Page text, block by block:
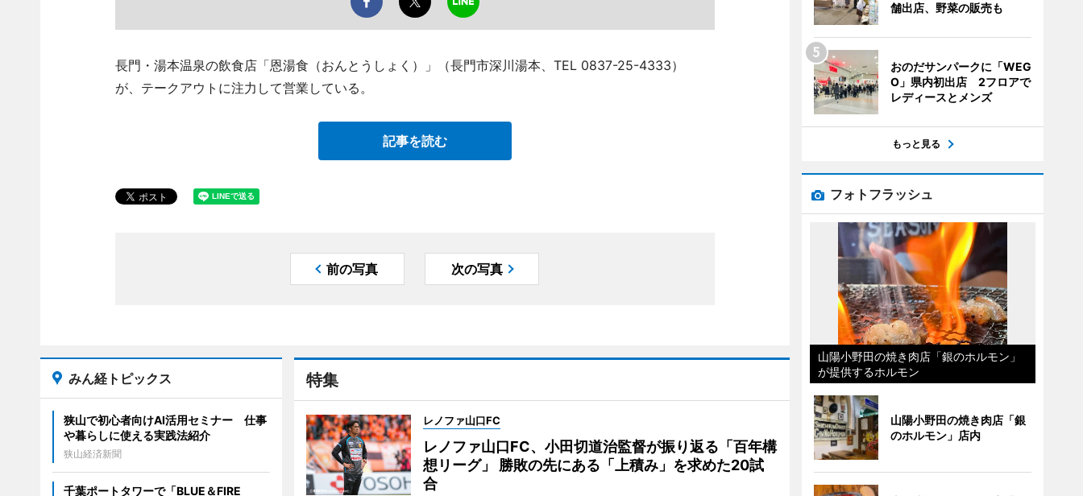
長門・湯本温泉の飲食店「恩湯食（おんとうしょく）」（長門市深川湯本、TEL 0837-25-4333）
が、テークアウトに注力して営業している。
記事を読む
前の写真 次の写真
特集
レノファ山口FC
レノファ山口FC、小田切道治監督が振り返る「百年構
想リーグ」 勝敗の先にある「上積み」を求めた20試
合
みん経トピックス
狭山で初心者向けAI活用セミナー 仕事
や暮らしに使える実践法紹介
狭山経済新聞
千葉ポートタワーで「BLUE＆FIRE
舗出店、野菜の販売も
おのだサンパークに「WEG
O」県内初出店 2フロアで
レディースとメンズ
もっと見る
フォトフラッシュ
山陽小野田の焼き肉店「銀のホルモン」
が提供するホルモン
山陽小野田の焼き肉店「銀
のホルモン」店内